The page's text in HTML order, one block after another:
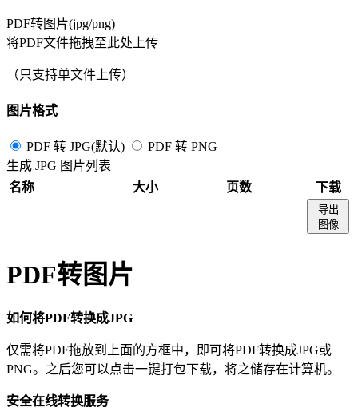
PDF转图片(jpg/png)
将PDF文件拖拽至此处上传
（只支持单文件上传）
图片格式
PDF 转 JPG(默认)
PDF 转 PNG
生成 JPG 图片列表
名称
大小 页数 下载
导出
图像
PDF转图片
如何将PDF转换成JPG
仅需将PDF拖放到上面的方框中，即可将PDF转换成JPG或
PNG。之后您可以点击一键打包下载，将之储存在计算机。
安全在线转换服务